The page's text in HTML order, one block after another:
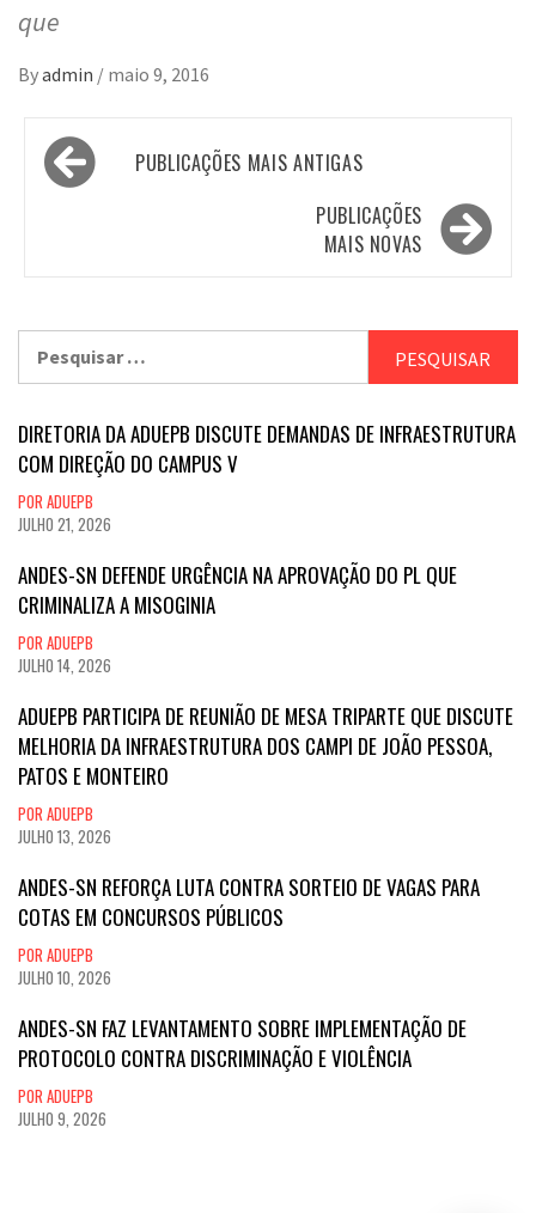
que
Byadmin / maio 9, 2016
Navegação
por
PUBLICAÇÕES MAIS ANTIGAS
PUBLICAÇÕES
MAIS NOVAS
por:
DIRETORIA DA ADUEPB DISCUTE DEMANDAS DE INFRAESTRUTURA
COM DIREÇÃO DO CAMPUS V
POR ADUEPB
JULHO 21, 2026
ANDES-SN DEFENDE URGÊNCIA NA APROVAÇÃO DO PL QUE
CRIMINALIZA A MISOGINIA
POR ADUEPB
JULHO 14, 2026
ADUEPB PARTICIPA DE REUNIÃO DE MESA TRIPARTE QUE DISCUTE
MELHORIA DA INFRAESTRUTURA DOS CAMPI DE JOÃO PESSOA,
PATOS E MONTEIRO
POR ADUEPB
JULHO 13, 2026
ANDES-SN REFORÇA LUTA CONTRA SORTEIO DE VAGAS PARA
COTAS EM CONCURSOS PÚBLICOS
POR ADUEPB
JULHO 10, 2026
ANDES-SN FAZ LEVANTAMENTO SOBRE IMPLEMENTAÇÃO DE
PROTOCOLO CONTRA DISCRIMINAÇÃO E VIOLÊNCIA
POR ADUEPB
JULHO 9, 2026